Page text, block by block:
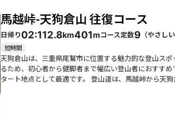
馬越峠-天狗倉山 往復コース
日帰り02:112.8km401mコース定数9 （やさしい
短時間
天狗倉山は、三重県尾鷲市に位置する魅力的な登山ス
るため、初心者から健脚者まで幅広い登山者におすす
タート地点として最適です。 登山道は、馬越峠から天狗倉山ピークに向かう途中に分岐があり、北コースと南コースの選択が可能です。北